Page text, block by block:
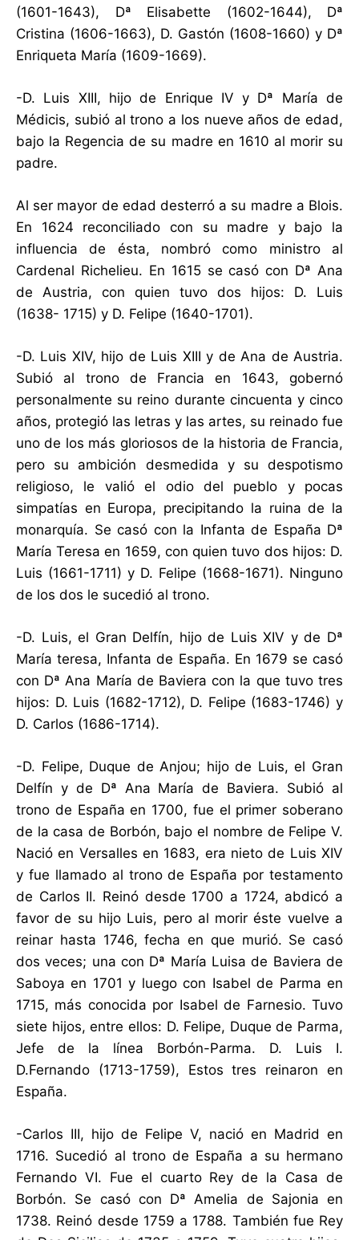
(1601-1643), Dª Elisabette (1602-1644), Dª
Cristina (1606-1663), D. Gastón (1608-1660) y Dª
Enriqueta María (1609-1669).
-D. Luis XIII, hijo de Enrique IV y Dª María de
Médicis, subió al trono a los nueve años de edad,
bajo la Regencia de su madre en 1610 al morir su
padre.
Al ser mayor de edad desterró a su madre a Blois.
En 1624 reconciliado con su madre y bajo la
influencia de ésta, nombró como ministro al
Cardenal Richelieu. En 1615 se casó con Dª Ana
de Austria, con quien tuvo dos hijos: D. Luis
(1638- 1715) y D. Felipe (1640-1701).
-D. Luis XIV, hijo de Luis XIII y de Ana de Austria.
Subió al trono de Francia en 1643, gobernó
personalmente su reino durante cincuenta y cinco
años, protegió las letras y las artes, su reinado fue
uno de los más gloriosos de la historia de Francia,
pero su ambición desmedida y su despotismo
religioso, le valió el odio del pueblo y pocas
simpatías en Europa, precipitando la ruina de la
monarquía. Se casó con la Infanta de España Dª
María Teresa en 1659, con quien tuvo dos hijos: D.
Luis (1661-1711) y D. Felipe (1668-1671). Ninguno
de los dos le sucedió al trono.
-D. Luis, el Gran Delfín, hijo de Luis XIV y de Dª
María teresa, Infanta de España. En 1679 se casó
con Dª Ana María de Baviera con la que tuvo tres
hijos: D. Luis (1682-1712), D. Felipe (1683-1746) y
D. Carlos (1686-1714).
-D. Felipe, Duque de Anjou; hijo de Luis, el Gran
Delfín y de Dª Ana María de Baviera. Subió al
trono de España en 1700, fue el primer soberano
de la casa de Borbón, bajo el nombre de Felipe V.
Nació en Versalles en 1683, era nieto de Luis XIV
y fue llamado al trono de España por testamento
de Carlos II. Reinó desde 1700 a 1724, abdicó a
favor de su hijo Luis, pero al morir éste vuelve a
reinar hasta 1746, fecha en que murió. Se casó
dos veces; una con Dª María Luisa de Baviera de
Saboya en 1701 y luego con Isabel de Parma en
1715, más conocida por Isabel de Farnesio. Tuvo
siete hijos, entre ellos: D. Felipe, Duque de Parma,
Jefe de la línea Borbón-Parma. D. Luis I.
D.Fernando (1713-1759), Estos tres reinaron en
España.
-Carlos III, hijo de Felipe V, nació en Madrid en
1716. Sucedió al trono de España a su hermano
Fernando VI. Fue el cuarto Rey de la Casa de
Borbón. Se casó con Dª Amelia de Sajonia en
1738. Reinó desde 1759 a 1788. También fue Rey